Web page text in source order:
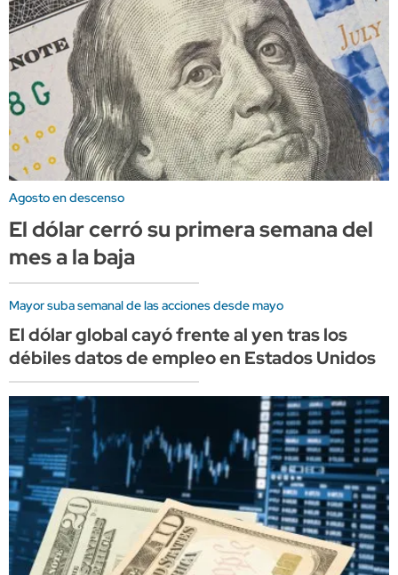
Agosto en descenso
El dólar cerró su primera semana del
mes a la baja
Mayor suba semanal de las acciones desde mayo
El dólar global cayó frente al yen tras los
débiles datos de empleo en Estados Unidos